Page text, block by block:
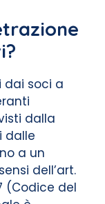
dai soci a
dalla
dalle
a un
dell’art.
(Codice del